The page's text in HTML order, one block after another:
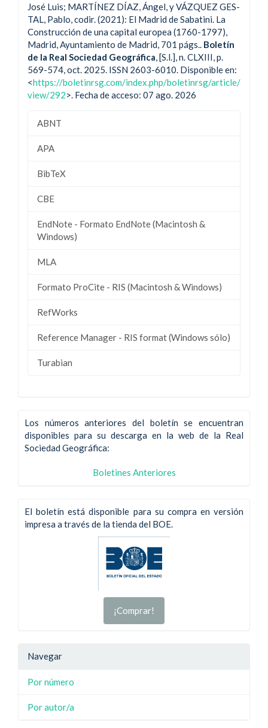
José Luis; MARTÍNEZ DÍAZ, Ángel, y VÁZQUEZ GES-
TAL, Pablo, codir. (2021): El Madrid de Sabatini. La
Construcción de una capital europea (1760-1797),
Madrid, Ayuntamiento de Madrid, 701 págs.. Boletín
de la Real Sociedad Geográfica , [S.l.], n. CLXIII, p.
569-574, oct. 2025. ISSN 2603-6010. Disponible en:
<https://boletinrsg.com/index.php/boletinrsg/article/
view/292>. Fecha de acceso: 07 ago. 2026
ABNT
APA
BibTeX
CBE
EndNote - Formato EndNote (Macintosh &
Windows)
MLA
Formato ProCite - RIS (Macintosh & Windows)
RefWorks
Reference Manager - RIS format (Windows sólo)
Turabian
Los números anteriores del boletín se encuentran
disponibles para su descarga en la web de la Real
Sociedad Geográfica:
Boletines Anteriores
El boletín está disponible para su compra en versión
impresa a través de la tienda del BOE.
¡Comprar!
Navegar
Por número
Por autor/a